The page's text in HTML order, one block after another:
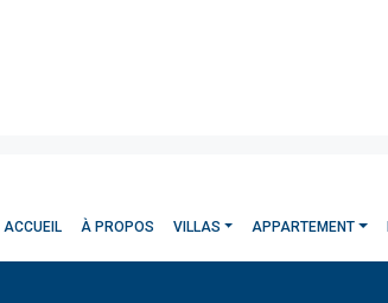
ACCUEIL À PROPOS VILLAS APPARTEMENT